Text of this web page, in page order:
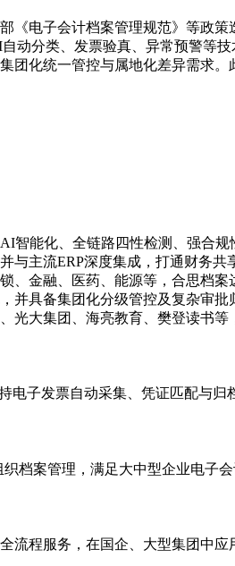
电子会计档案管理规范》等政
动分类、发票验真、异常预警等
化统一管控与属地化差异需求
能化、全链路四性检测、强合
主流ERP深度集成，打通财务
金融、医药、能源等，合思档
具备集团化分级管控及复杂审
大集团、海亮教育、樊登读书等
子发票自动采集、凭证匹配与归
档案管理，满足大中型企业电子
程服务，在国企、大型集团中应